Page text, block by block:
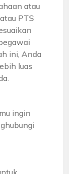
atau
PTS
ini, Anda
luas
ingin